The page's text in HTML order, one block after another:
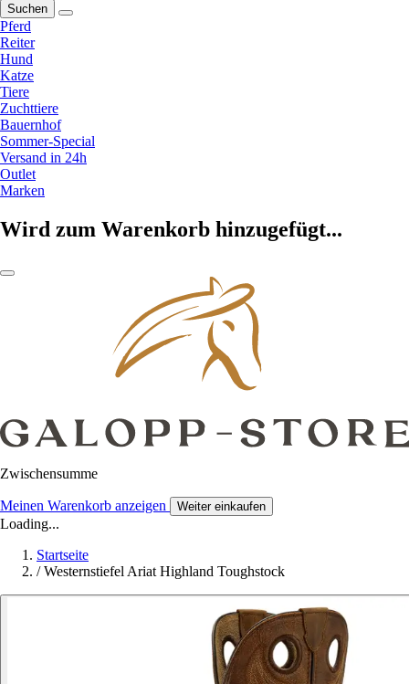
Suchen
Pferd
Reiter
Hund
Katze
Tiere
Zuchttiere
Bauernhof
Sommer-Special
Versand in 24h
Outlet
Marken
Wird zum Warenkorb hinzugefügt...
Zwischensumme
Meinen Warenkorb anzeigen Weiter einkaufen
Loading...
Startseite
/ Westernstiefel Ariat Highland Toughstock